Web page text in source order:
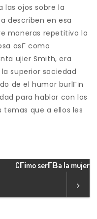
las ojos sobre la
describen en esa
maneras repetitivo la
asГ­ como
ujier Smith, era
superior sociedad
de el humor burlГіn
para hablar con los
temas que a ellos les
CГіmo serГ­В­a la mujer